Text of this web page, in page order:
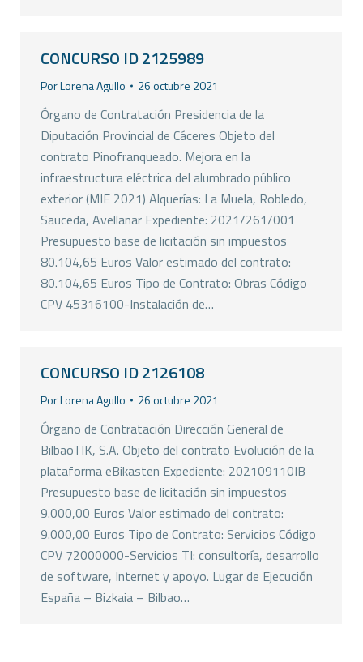
CONCURSO ID 2125989
PorLorena Agullo 26 octubre 2021
Órgano de Contratación Presidencia de la
Diputación Provincial de Cáceres Objeto del
contrato Pinofranqueado. Mejora en la
infraestructura eléctrica del alumbrado público
exterior (MIE 2021) Alquerías: La Muela, Robledo,
Sauceda, Avellanar Expediente: 2021/261/001
Presupuesto base de licitación sin impuestos
80.104,65 Euros Valor estimado del contrato:
80.104,65 Euros Tipo de Contrato: Obras Código
CPV 45316100-Instalación de…
CONCURSO ID 2126108
PorLorena Agullo 26 octubre 2021
Órgano de Contratación Dirección General de
BilbaoTIK, S.A. Objeto del contrato Evolución de la
plataforma eBikasten Expediente: 202109110IB
Presupuesto base de licitación sin impuestos
9.000,00 Euros Valor estimado del contrato:
9.000,00 Euros Tipo de Contrato: Servicios Código
CPV 72000000-Servicios TI: consultoría, desarrollo
de software, Internet y apoyo. Lugar de Ejecución
España – Bizkaia – Bilbao…